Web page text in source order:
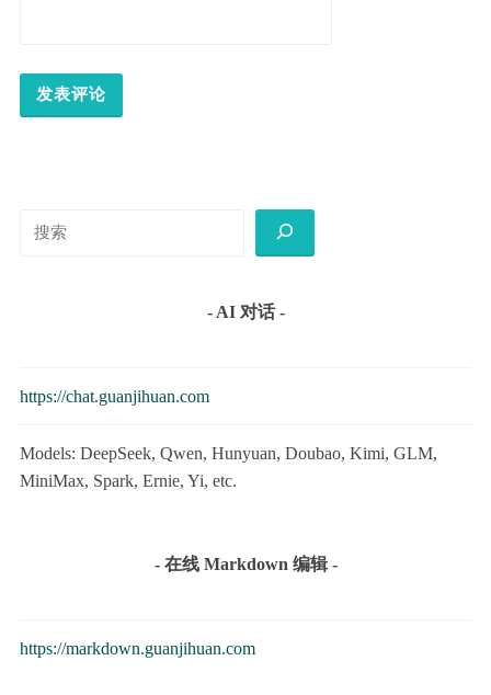
- AI 对话 -
https://chat.guanjihuan.com
Models: DeepSeek, Qwen, Hunyuan, Doubao, Kimi, GLM,
MiniMax, Spark, Ernie, Yi, etc.
- 在线 Markdown 编辑 -
https://markdown.guanjihuan.com